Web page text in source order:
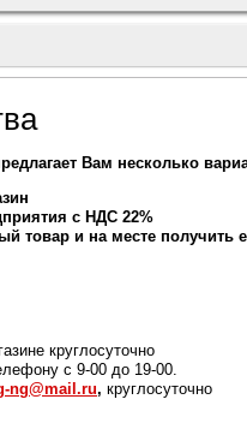
Вам несколько
с НДС 22%
товар и на месте получить
круглосуточно
с 9-00 до 19-00.
ng@mail.ru,круглосуточно